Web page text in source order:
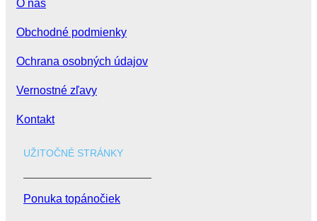
O nás
Obchodné podmienky
Ochrana osobných údajov
Vernostné zľavy
Kontakt
UŽITOČNÉ STRÁNKY
Ponuka topánočiek